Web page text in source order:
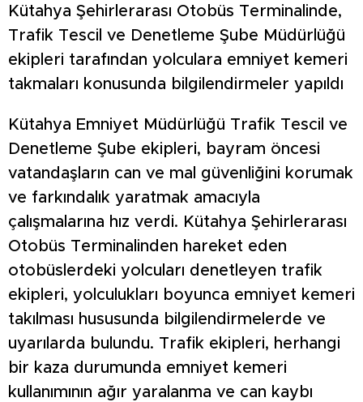
Kütahya Şehirlerarası Otobüs Terminalinde,
Trafik Tescil ve Denetleme Şube Müdürlüğü
ekipleri tarafından yolculara emniyet kemeri
takmaları konusunda bilgilendirmeler yapıldı
Kütahya Emniyet Müdürlüğü Trafik Tescil ve
Denetleme Şube ekipleri, bayram öncesi
vatandaşların can ve mal güvenliğini korumak
ve farkındalık yaratmak amacıyla
çalışmalarına hız verdi. Kütahya Şehirlerarası
Otobüs Terminalinden hareket eden
otobüslerdeki yolcuları denetleyen trafik
ekipleri, yolculukları boyunca emniyet kemeri
takılması hususunda bilgilendirmelerde ve
uyarılarda bulundu. Trafik ekipleri, herhangi
bir kaza durumunda emniyet kemeri
kullanımının ağır yaralanma ve can kaybı